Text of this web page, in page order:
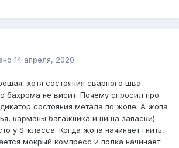
14 апреля, 2020
хотя состояния сварного шва
бахрома не висит. Почему спросил про
состояния метала по жопе. А жопа
карманы багажника и ниша запаски)
у S-класса. Когда жопа начинает гнить,
мокрый компресс и полка начинает